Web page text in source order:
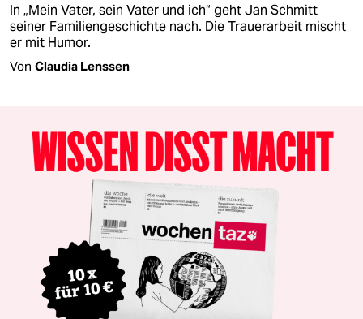
In „Mein Vater, sein Vater und ich“ geht Jan Schmitt
seiner Familiengeschichte nach. Die Trauerarbeit mischt
er mit Humor.
Von Claudia Lenssen